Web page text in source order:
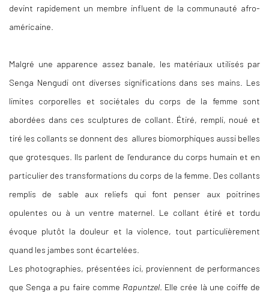
devint rapidement un membre influent de la communauté afro-
américaine.
Malgré une apparence assez banale, les matériaux utilisés par
Senga Nengudi ont diverses significations dans ses mains. Les
limites corporelles et sociétales du corps de la femme sont
abordées dans ces sculptures de collant. Étiré, rempli, noué et
tiré les collants se donnent des allures biomorphiques aussi belles
que grotesques. Ils parlent de l’endurance du corps humain et en
particulier des transformations du corps de la femme. Des collants
remplis de sable aux reliefs qui font penser aux poitrines
opulentes ou à un ventre maternel. Le collant étiré et tordu
évoque plutôt la douleur et la violence, tout particulièrement
quand les jambes sont écartelées.
Les photographies, présentées ici, proviennent de performances
que Senga a pu faire comme Rapuntzel . Elle crée là une coiffe de